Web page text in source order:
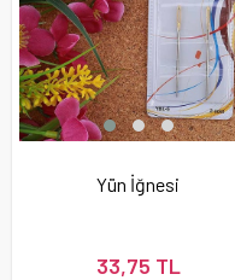
Yün İğnesi
33,75 TL